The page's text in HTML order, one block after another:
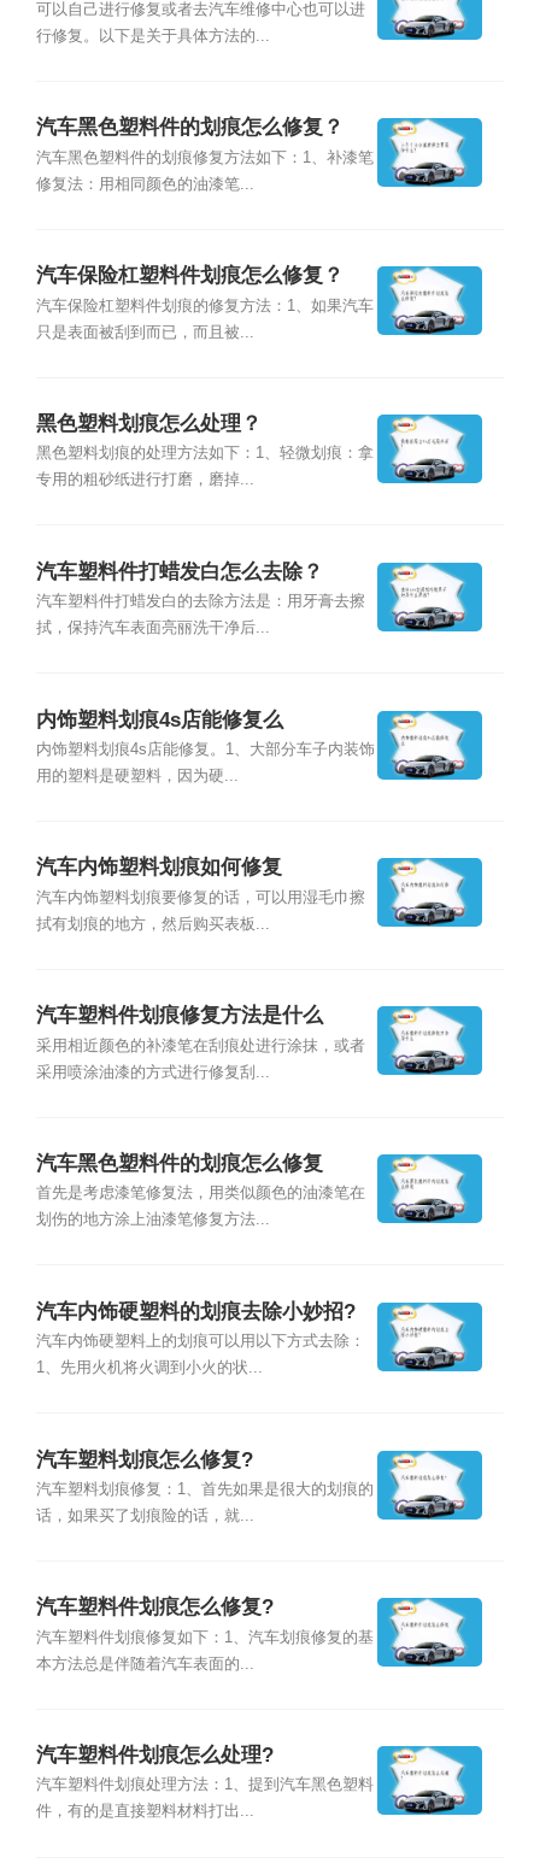
可以自己进行修复或者去汽车维修中心也可以进
行修复。以下是关于具体方法的...
汽车黑色塑料件的划痕怎么修复？
汽车黑色塑料件的划痕修复方法如下：1、补漆笔
修复法：用相同颜色的油漆笔...
汽车保险杠塑料件划痕怎么修复？
汽车保险杠塑料件划痕的修复方法：1、如果汽车
只是表面被刮到而已，而且被...
黑色塑料划痕怎么处理？
黑色塑料划痕的处理方法如下：1、轻微划痕：拿
专用的粗砂纸进行打磨，磨掉...
汽车塑料件打蜡发白怎么去除？
汽车塑料件打蜡发白的去除方法是：用牙膏去擦
拭，保持汽车表面亮丽洗干净后...
内饰塑料划痕4s店能修复么
内饰塑料划痕4s店能修复。1、大部分车子内装饰
用的塑料是硬塑料，因为硬...
汽车内饰塑料划痕如何修复
汽车内饰塑料划痕要修复的话，可以用湿毛巾擦
拭有划痕的地方，然后购买表板...
汽车塑料件划痕修复方法是什么
采用相近颜色的补漆笔在刮痕处进行涂抹，或者
采用喷涂油漆的方式进行修复刮...
汽车黑色塑料件的划痕怎么修复
首先是考虑漆笔修复法，用类似颜色的油漆笔在
划伤的地方涂上油漆笔修复方法...
汽车内饰硬塑料的划痕去除小妙招?
汽车内饰硬塑料上的划痕可以用以下方式去除：
1、先用火机将火调到小火的状...
汽车塑料划痕怎么修复?
汽车塑料划痕修复：1、首先如果是很大的划痕的
话，如果买了划痕险的话，就...
汽车塑料件划痕怎么修复?
汽车塑料件划痕修复如下：1、汽车划痕修复的基
本方法总是伴随着汽车表面的...
汽车塑料件划痕怎么处理?
汽车塑料件划痕处理方法：1、提到汽车黑色塑料
件，有的是直接塑料材料打出...